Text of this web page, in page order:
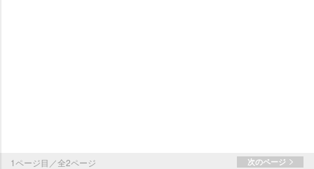
1ページ目／全2ページ 次のページ